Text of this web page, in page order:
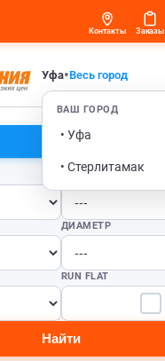
Уфа•Весь город
ВАШ ГОРОД
• Уфа
• Стерлитамак
Контакты Заказы
ШИРИНА
ДИАМЕТР
RUN FLAT
Найти